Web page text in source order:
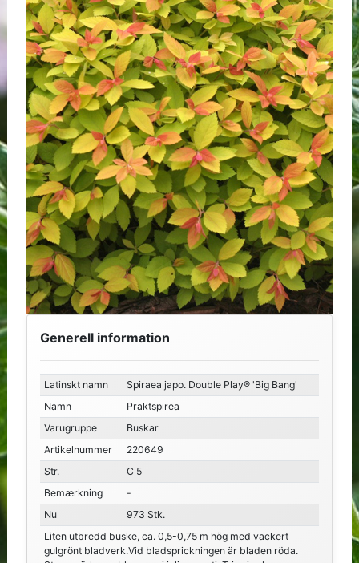
Generell information
Latinskt namn
Spiraea japo. Double Play® 'Big Bang'
Namn
Praktspirea
Varugruppe
Buskar
Artikelnummer
220649
Str.
C 5
Bemærkning
-
Nu
973 Stk.
Liten utbredd buske, ca. 0,5-0,75 m hög med vackert
gulgrönt bladverk.Vid bladsprickningen är bladen röda.